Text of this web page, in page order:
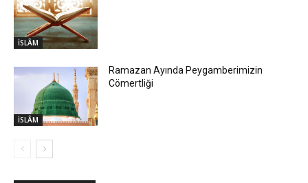
İSLÂM
İSLÂM
Ramazan Ayında Peygamberimizin
Cömertliği